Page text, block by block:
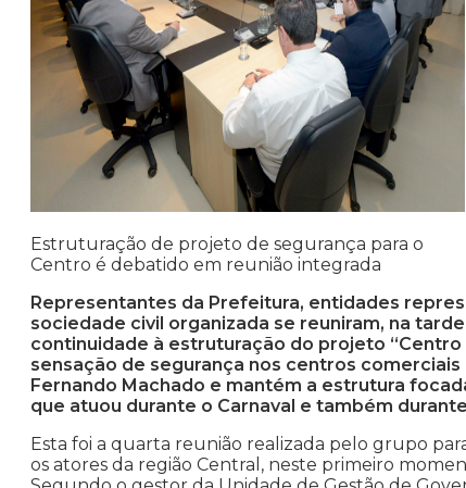
Estruturação de projeto de segurança para o
Centro é debatido em reunião integrada
Representantes da Prefeitura, entidades
sociedade civil organizada se reuniram, na
continuidade à estruturação do projeto
sensação de segurança nos centros
Fernando Machado e mantém a estrutura
que atuou durante o Carnaval e também
Esta foi a quarta reunião realizada pelo grupo
os atores da região Central, neste primeiro